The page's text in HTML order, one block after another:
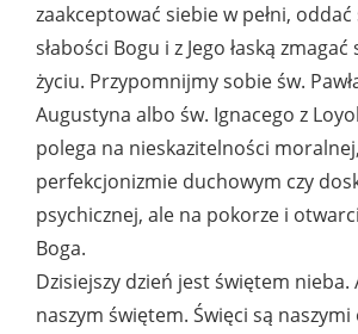
zaakceptować siebie w pełni, oddać
słabości Bogu i z Jego łaską
życiu. Przypomnijmy sobie św.
Augustyna albo św. Ignacego z
polega na nieskazitelności moralnej,
perfekcjonizmie duchowym czy
psychicznej, ale na pokorze i
Boga.
Dzisiejszy dzień jest świętem nieba.
naszym świętem. Święci są